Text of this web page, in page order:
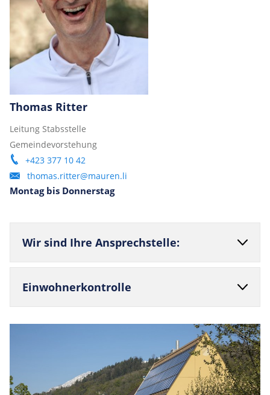
Thomas Ritter
Leitung Stabsstelle
Gemeindevorstehung
+423 377 10 42
thomas.ritter@mauren.li
Montag bis Donnerstag
Wir sind Ihre Ansprechstelle:
Ein­woh­ner­kon­trolle